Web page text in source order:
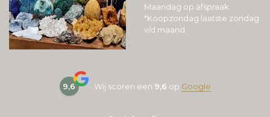
Maandag op afspraak
*Koopzondag laatste zondag
v/d maand
9,6 Wij scoren een 9,6 op Google